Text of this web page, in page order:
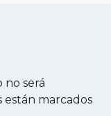
será
están marcados